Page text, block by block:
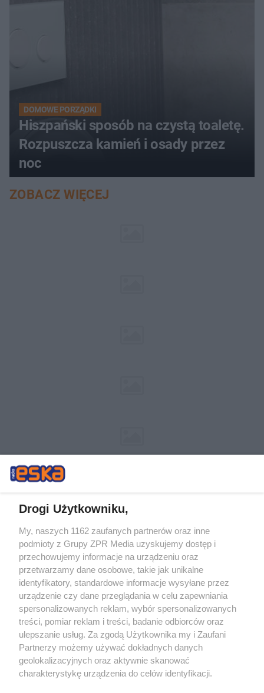
DOMOWE PORZĄDKI
Hiszpański sposób na czystą toaletę.
Rozpuszcza kamień i osady przez
noc
ZOBACZ WIĘCEJ
Żaden utwór zamieszczony w serwisie nie może być powielany i
rozpowszechniany lub dalej rozpowszechniany w jakikolwiek sposób (w
tym także elektroniczny lub mechaniczny) na jakimkolwiek polu
eksploatacji w jakiejkolwiek formie, włącznie z umieszczaniem w
Internecie bez pisemnej zgody właściciela praw. Jakiekolwiek użycie lub
wykorzystanie utworów w całości lub w części z naruszeniem prawa,
tzn. bez właściwej zgody, jest zabronione pod groźbą kary i może być
ścigane prawnie.
Drogi Użytkowniku,
My, naszych 1162 zaufanych partnerów oraz inne
podmioty z Grupy ZPR Media uzyskujemy dostęp i
przechowujemy informacje na urządzeniu oraz
przetwarzamy dane osobowe, takie jak unikalne
identyfikatory, standardowe informacje wysyłane przez
urządzenie czy dane przeglądania w celu zapewniania
spersonalizowanych reklam, wybór spersonalizowanych
treści, pomiar reklam i treści, badanie odbiorców oraz
ulepszanie usług. Za zgodą Użytkownika my i Zaufani
Partnerzy możemy używać dokładnych danych
geolokalizacyjnych oraz aktywnie skanować
charakterystykę urządzenia do celów identyfikacji.